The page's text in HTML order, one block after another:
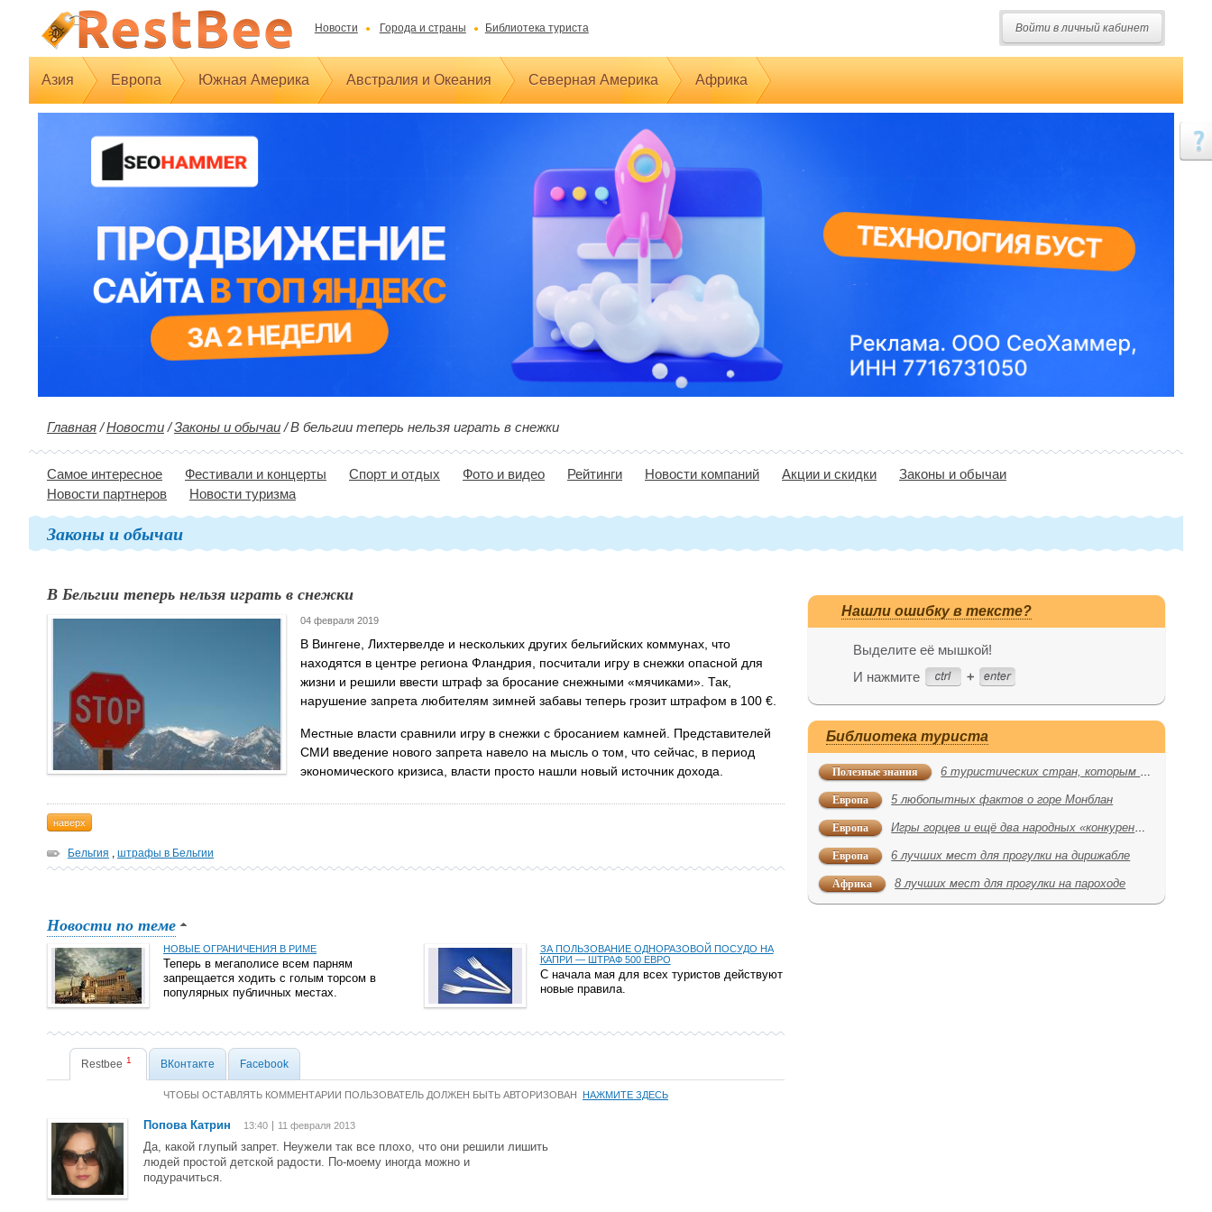
Новости Города и страны Библиотека туриста Войти в личный кабинет
Азия Европа Южная Америка Австралия и Океания Северная Америка Африка
Главная /Новости /Законы и обычаи /В бельгии теперь нельзя играть в снежки
Самое интересное Фестивали и концерты Спорт и отдых Фото и видео Рейтинги Новости компаний Акции и скидки
Законы и обычаи
Новости партнеров
Новости туризма
Законы и обычаи
В Бельгии теперь нельзя играть в снежки
04 февраля 2019
В Вингене, Лихтервелде и нескольких других бельгийских коммунах, что
находятся в центре региона Фландрия, посчитали игру в снежки опасной для
жизни и решили ввести штраф за бросание снежными «мячиками». Так,
нарушение запрета любителям зимней забавы теперь грозит штрафом в 100 €.
Местные власти сравнили игру в снежки с бросанием камней. Представителей
СМИ введение нового запрета навело на мысль о том, что сейчас, в период
экономического кризиса, власти просто нашли новый источник дохода.
наверх
Бельгия , штрафы в Бельгии
Новости по теме
НОВЫЕ ОГРАНИЧЕНИЯ В РИМЕ
Теперь в мегаполисе всем парням
запрещается ходить с голым торсом в
популярных публичных местах.
ЗА ПОЛЬЗОВАНИЕ ОДНОРАЗОВОЙ ПОСУДО НА
КАПРИ — ШТРАФ 500 ЕВРО
С начала мая для всех туристов действуют
новые правила.
Restbee 1 ВКонтакте Facebook
ЧТОБЫ ОСТАВЛЯТЬ КОММЕНТАРИИ ПОЛЬЗОВАТЕЛЬ ДОЛЖЕН БЫТЬ АВТОРИЗОВАН НАЖМИТЕ ЗДЕСЬ
Попова Катрин 13:40 11 февраля 2013
Да, какой глупый запрет. Неужели так все плохо, что они решили лишить
людей простой детской радости. По-моему иногда можно и
подурачиться.
Нашли ошибку в тексте?
Выделите её мышкой!
И нажмите
Библиотека туриста
Полезные знания 6 туристических стран, которым в августе грозят теракты
Европа 5 любопытных фактов о горе Монблан
Европа Игры горцев и ещё два народных «конкурента Олимпиады»
Европа 6 лучших мест для прогулки на дирижабле
Африка 8 лучших мест для прогулки на пароходе